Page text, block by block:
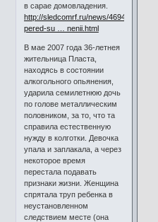
в сарае домовладения.
http://sledcomrf.ru/news/46945-
pered-su … nenii.html
В мае 2007 года 36-летнея
жительница Пласта,
находясь в состоянии
алкогольного опьянения,
ударила семилетнюю дочь
по голове металлическим
половником, за то, что та
справила естественную
нужду в колготки. Девочка
упала и заплакала, а через
некоторое время
перестала подавать
признаки жизни. Женщина
спрятала труп ребенка в
неустановленном
следствием месте (она